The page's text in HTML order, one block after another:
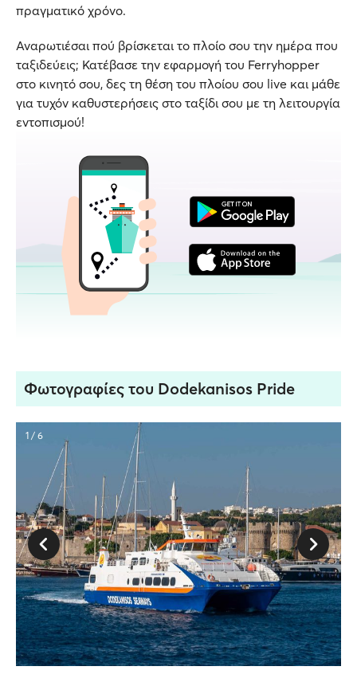
πραγματικό χρόνο.
Αναρωτιέσαι πού βρίσκεται το πλοίο σου την ημέρα που
ταξιδεύεις; Κατέβασε την εφαρμογή του Ferryhopper
στο κινητό σου, δες τη θέση του πλοίου σου live και μάθε
για τυχόν καθυστερήσεις στο ταξίδι σου με τη λειτουργία
εντοπισμού!
Φωτογραφίες του Dodekanisos Pride
1 / 6